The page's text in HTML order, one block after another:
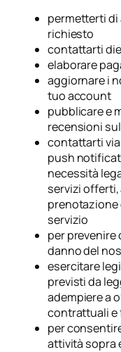
permetterti di
richiesto
contattarti
elaborare
aggiornare i
tuo account
pubblicare e
recensioni
contattarti
push
necessità
servizi offerti,
prenotazione
servizio
per prevenire
danno del
esercitare
previsti da
adempiere a
contrattuali e
per
attività sopra